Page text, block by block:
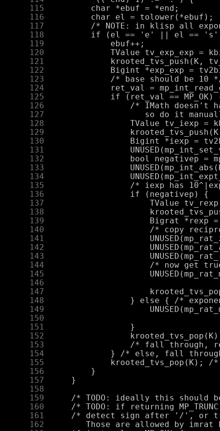
    115
    116
    117
    118
    119
    120
    121
    122
    123
    124
    125
    126
    127
    128
    129
    130
    131
    132
    133
    134
    135
    136
    137
    138
    139
    140
    141
    142
    143
    144
    145
    146
    147
    148
    149
    150
    151
    152
    153
    154
    155
    156
    157
    158
    159
    160
    161
    162